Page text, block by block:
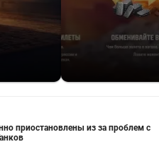
приостановлены из за проблем с